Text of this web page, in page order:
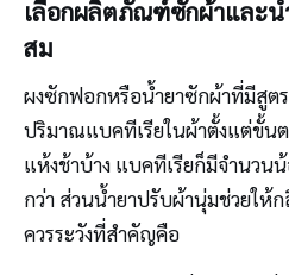
เลือกผลิตภัณฑ์ซักผ้าและ
สม
ผงซักฟอกหรือน้ำยาซักผ้าที่มีสูต
ปริมาณแบคทีเรียในผ้าตั้งแต่ขั้น
แห้งช้าบ้าง แบคทีเรียก็มีจำนวน
กว่า ส่วนน้ำยาปรับผ้านุ่มช่วยใ
ควรระวังที่สำคัญคือ